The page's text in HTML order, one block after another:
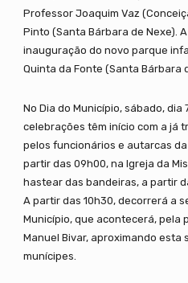
Professor Joaquim Vaz
Pinto (Santa Bárbara de Nexe).
inauguração do novo parque
Quinta da Fonte (Santa Bárbara
No Dia do Município, sábado, dia
celebrações têm início com a já
pelos funcionários e autarcas da
partir das 09h00, na Igreja da
hastear das bandeiras, a partir
A partir das 10h30, decorrerá a
Município, que acontecerá, pela
Manuel Bivar, aproximando esta
munícipes.